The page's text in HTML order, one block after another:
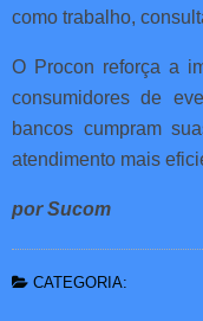
como trabalho,
O Procon reforça a
consumidores de
bancos cumpram
atendimento mais
por Sucom
CATEGORIA: